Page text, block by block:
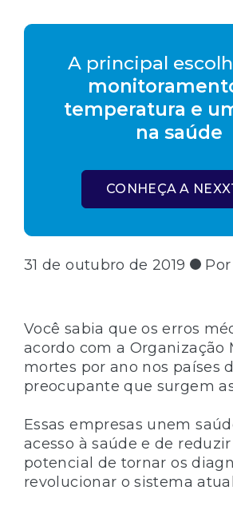
31 de outubro de 2019 Por
Você sabia que os erros
acordo com a Organização
mortes por ano nos países
preocupante que surgem
Essas empresas unem
acesso à saúde e de
potencial de tornar os
revolucionar o sistema
A principal
temperatura e
na saúde
CONHEÇA A